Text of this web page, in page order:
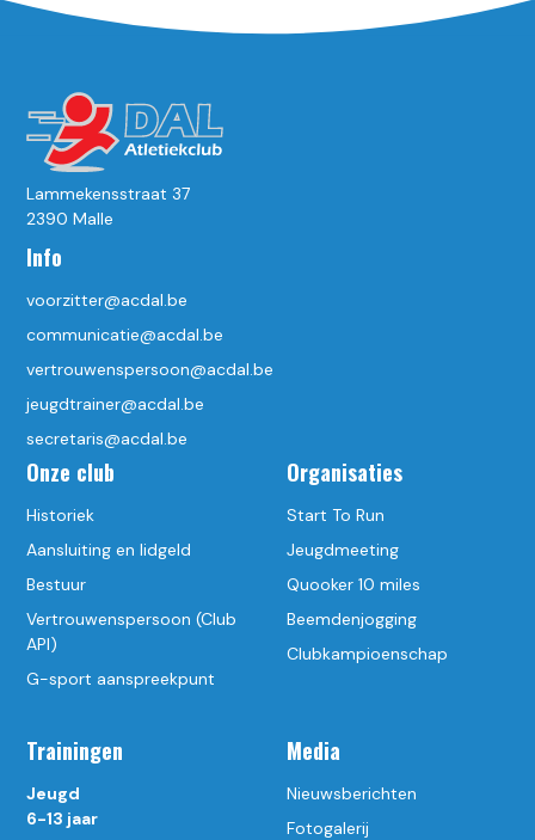
Lammekensstraat 37
2390 Malle
Info
voorzitter@acdal.be
communicatie@acdal.be
vertrouwenspersoon@acdal.be
jeugdtrainer@acdal.be
secretaris@acdal.be
Onze club
Historiek
Aansluiting en lidgeld
Bestuur
Vertrouwenspersoon (Club
API)
G-sport aanspreekpunt
Trainingen
Jeugd
6-13 jaar
Organisaties
Start To Run
Jeugdmeeting
Quooker 10 miles
Beemdenjogging
Clubkampioenschap
Media
Nieuwsberichten
Fotogalerij